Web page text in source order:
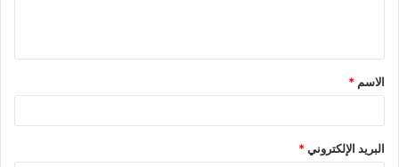
ق
*
الاسم *
البريد الإلكتروني*